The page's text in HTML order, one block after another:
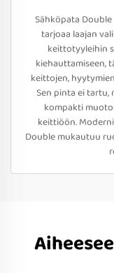
Sähköpata
tarjoaa laajan
keittotyyleihin
kiehauttamiseen,
keittojen,
Sen pinta ei tartu,
kompakti
keittiöön.
Double mukautuu